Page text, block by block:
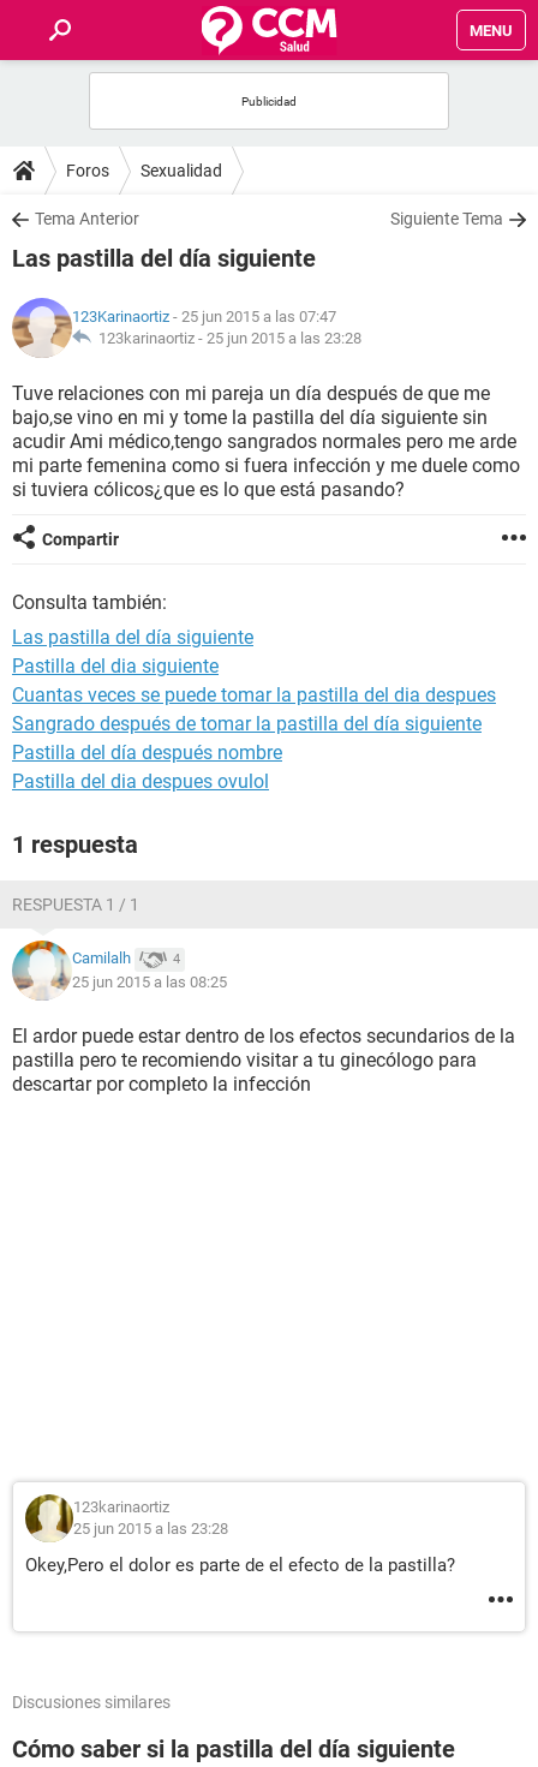
MENU
FOROS
SALUD
FAMILIA
NUTRICIÓN
BIENESTAR
SEXUALIDAD
GLOSARIO
Foros Sexualidad
Tema Anterior Siguiente Tema
Las pastilla del día siguiente
123Karinaortiz - 25 jun 2015 a las 07:47
123karinaortiz - 25 jun 2015 a las 23:28
Tuve relaciones con mi pareja un día después de que me
bajo,se vino en mi y tome la pastilla del día siguiente sin
acudir Ami médico,tengo sangrados normales pero me arde
mi parte femenina como si fuera infección y me duele como
si tuviera cólicos¿que es lo que está pasando?
Compartir
Consulta también:
Las pastilla del día siguiente
Pastilla del dia siguiente
Cuantas veces se puede tomar la pastilla del dia despues
Sangrado después de tomar la pastilla del día siguiente
Pastilla del día después nombre
Pastilla del dia despues ovulol
1 respuesta
RESPUESTA 1 / 1
Camilalh 4
25 jun 2015 a las 08:25
El ardor puede estar dentro de los efectos secundarios de la
pastilla pero te recomiendo visitar a tu ginecólogo para
descartar por completo la infección
123karinaortiz
25 jun 2015 a las 23:28
Okey,Pero el dolor es parte de el efecto de la pastilla?
Discusiones similares
Cómo saber si la pastilla del día siguiente